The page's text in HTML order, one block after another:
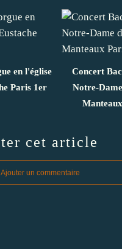
en l'église
Paris 1er
Concert
Notre-
cet article
Ajouter un commentaire